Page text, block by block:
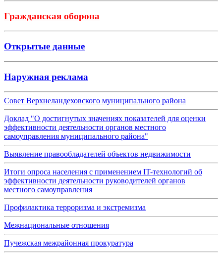
Гражданская оборона
Открытые данные
Наружная реклама
Совет Верхнеландеховского муниципального района
Доклад "О достигнутых значениях показателей для оценки
эффективности деятельности органов местного
самоуправления муниципального района"
Выявление правообладателей объектов недвижимости
Итоги опроса населения с применением IT-технологий об
эффективности деятельности руководителей органов
местного самоуправления
Профилактика терроризма и экстремизма
Межнациональные отношения
Пучежская межрайонная прокуратура